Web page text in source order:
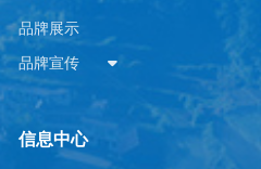
品牌展示
品牌宣传
信息中心